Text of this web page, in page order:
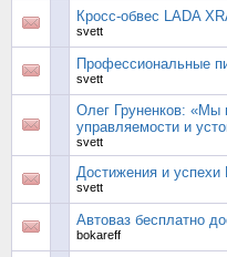
Кросс-обвес LADA
svett
Профессиональные
svett
Олег Груненков: «Мы
управляемости и
svett
Достижения и успехи
svett
Автоваз бесплатно
bokareff